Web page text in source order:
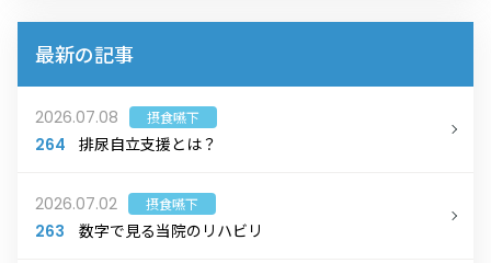
最新の記事
2026.07.08 摂食嚥下
264 排尿自立支援とは？
2026.07.02 摂食嚥下
263 数字で見る当院のリハビリ